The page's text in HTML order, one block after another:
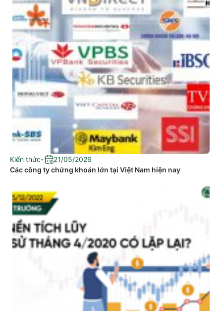
Kiến thức-
21/05/2026
Các công ty chứng khoán lớn tại Việt Nam hiện nay